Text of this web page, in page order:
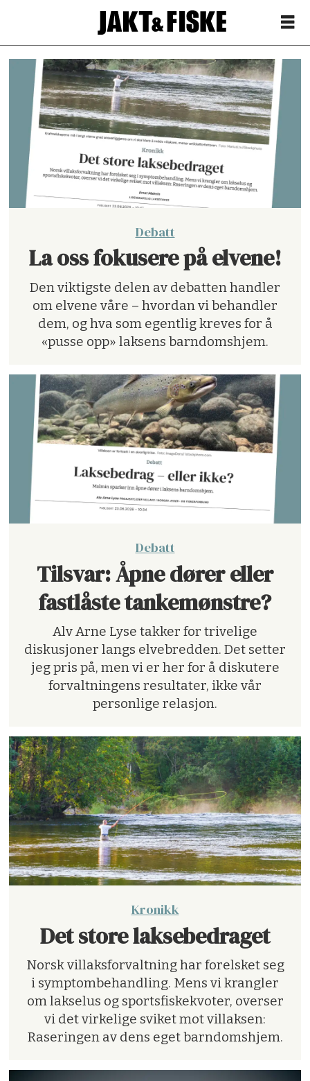
Kronikk
Her
finner
du
våre
kronikker
om
jakt,
fiske
friluftsliv
Debatt
La oss fokusere på elvene!
Den viktigste delen av debatten handler
om elvene våre – hvordan vi behandler
dem, og hva som egentlig kreves for å
«pusse opp» laksens barndomshjem.
Debatt
Tilsvar: Åpne dører eller
fastlåste tankemønstre?
Alv Arne Lyse takker for trivelige
diskusjoner langs elvebredden. Det setter
jeg pris på, men vi er her for å diskutere
forvaltningens resultater, ikke vår
personlige relasjon.
Kronikk
Det store laksebedraget
Norsk villaksforvaltning har forelsket seg
i symptombehandling. Mens vi krangler
om lakselus og sportsfiskekvoter, overser
vi det virkelige sviket mot villaksen:
Raseringen av dens eget barndomshjem.